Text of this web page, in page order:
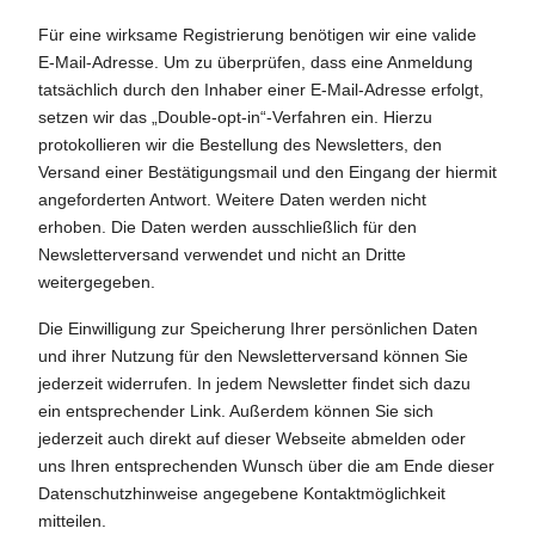
Für eine wirksame Registrierung benötigen wir eine valide
E-Mail-Adresse. Um zu überprüfen, dass eine Anmeldung
tatsächlich durch den Inhaber einer E-Mail-Adresse erfolgt,
setzen wir das „Double-opt-in“-Verfahren ein. Hierzu
protokollieren wir die Bestellung des Newsletters, den
Versand einer Bestätigungsmail und den Eingang der hiermit
angeforderten Antwort. Weitere Daten werden nicht
erhoben. Die Daten werden ausschließlich für den
Newsletterversand verwendet und nicht an Dritte
weitergegeben.
Die Einwilligung zur Speicherung Ihrer persönlichen Daten
und ihrer Nutzung für den Newsletterversand können Sie
jederzeit widerrufen. In jedem Newsletter findet sich dazu
ein entsprechender Link. Außerdem können Sie sich
jederzeit auch direkt auf dieser Webseite abmelden oder
uns Ihren entsprechenden Wunsch über die am Ende dieser
Datenschutzhinweise angegebene Kontaktmöglichkeit
mitteilen.